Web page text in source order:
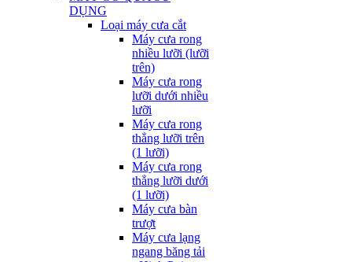
DỤNG
Loại máy cưa cắt
Máy cưa rong
nhiều lưỡi (lưỡi
trên)
Máy cưa rong
lưỡi dưới nhiều
lưỡi
Máy cưa rong
thẳng lưỡi trên
(1 lưỡi)
Máy cưa rong
thẳng lưỡi dưới
(1 lưỡi)
Máy cưa bàn
trượt
Máy cưa lạng
ngang băng tải